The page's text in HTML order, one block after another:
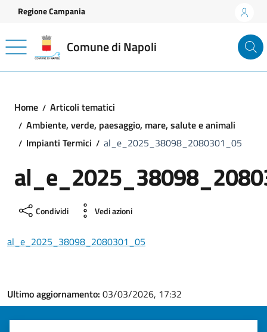
Vai ai contenuti
Vai al footer
Regione Campania
Comune di Napoli
Home
Articoli tematici
Ambiente, verde, paesaggio, mare, salute e animali
Impianti Termici
al_e_2025_38098_2080301_05
Condividi Vedi azioni
al_e_2025_38098_2080301_05
Ultimo aggiornamento: 03/03/2026, 17:32